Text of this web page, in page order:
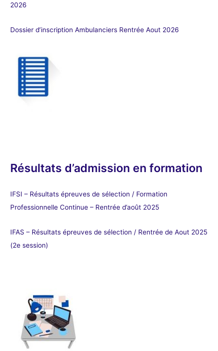
2026
Dossier d’inscription Ambulanciers Rentrée Aout 2026
Résultats d’admission en formation
IFSI – Résultats épreuves de sélection / Formation
Professionnelle Continue – Rentrée d’août 2025
IFAS – Résultats épreuves de sélection / Rentrée de Aout 2025
(2e session)